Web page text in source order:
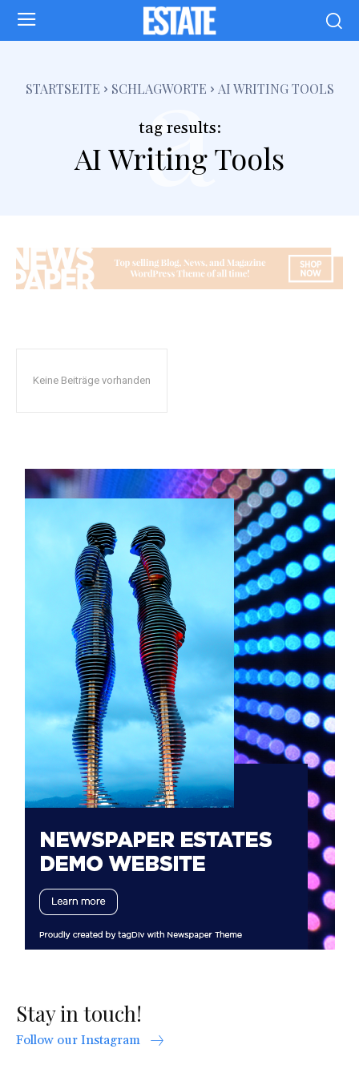
STARTSEITE SCHLAGWORTE AI WRITING TOOLS
tag results:
AI Writing Tools
a
Keine Beiträge vorhanden
Stay in touch!
Follow our Instagram